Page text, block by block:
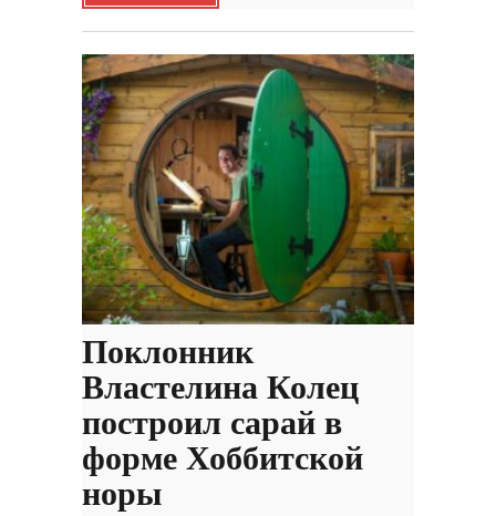
Поклонник
Властелина Колец
построил сарай в
форме Хоббитской
норы